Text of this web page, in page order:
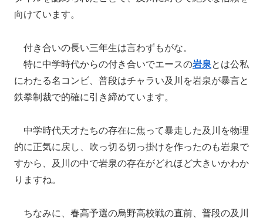
向けています。
付き合いの長い三年生は言わずもがな。
特に中学時代からの付き合いでエースの岩泉とは公私
にわたる名コンビ、普段はチャラい及川を岩泉が暴言と
鉄拳制裁で的確に引き締めています。
中学時代天才たちの存在に焦って暴走した及川を物理
的に正気に戻し、吹っ切る切っ掛けを作ったのも岩泉で
すから、及川の中で岩泉の存在がどれほど大きいかわか
りますね。
ちなみに、春高予選の烏野高校戦の直前、普段の及川